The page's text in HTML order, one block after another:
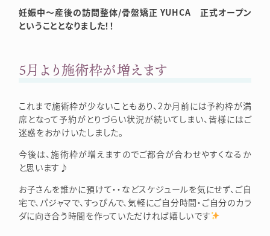
妊娠中～産後の訪問整体/骨盤矯正 YUHCA 正式オープン
ということとなりました！！
5月より施術枠が増えます
これまで施術枠が少ないこともあり、2か月前には予約枠が満
席となって予約がとりづらい状況が続いてしまい、皆様にはご
迷惑をおかけいたしました。
今後は、施術枠が増えますのでご都合が合わせやすくなるか
と思います♪
お子さんを誰かに預けて・・などスケジュールを気にせず、ご自
宅で、パジャマで、すっぴんで、気軽にご自分時間・ご自分のカラ
ダに向き合う時間を作っていただければ嬉しいです